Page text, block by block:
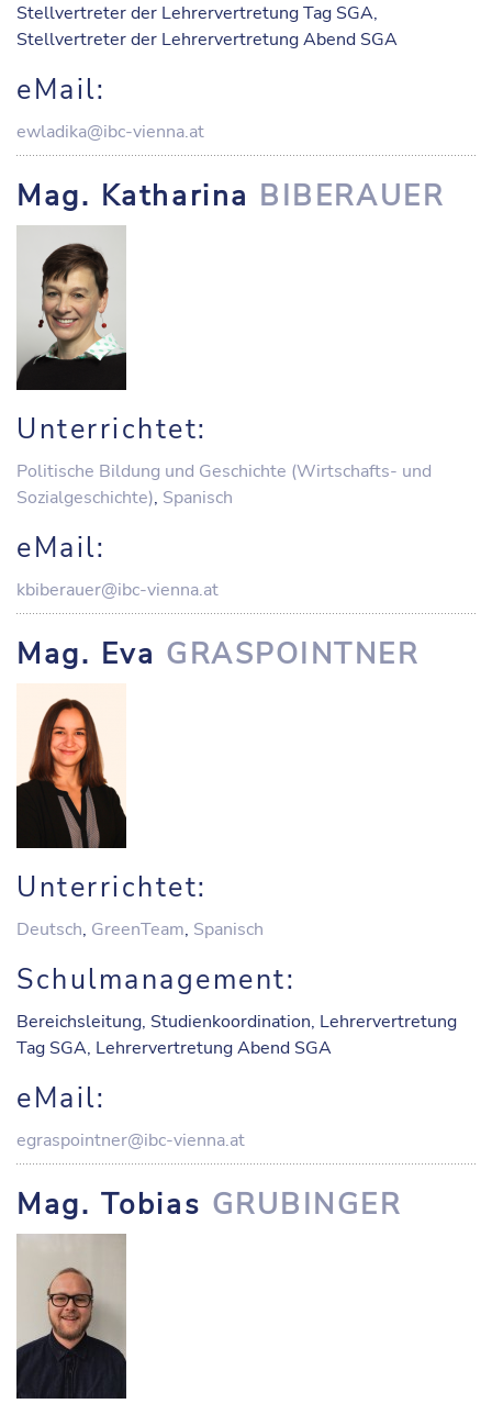
Stellvertreter der Lehrervertretung Tag SGA,
Stellvertreter der Lehrervertretung Abend SGA
eMail:
ewladika@ibc-vienna.at
Mag. Katharina BIBERAUER
Unterrichtet:
Politische Bildung und Geschichte (Wirtschafts- und
Sozialgeschichte), Spanisch
eMail:
kbiberauer@ibc-vienna.at
Mag. Eva GRASPOINTNER
Unterrichtet:
Deutsch, GreenTeam, Spanisch
Schulmanagement:
Bereichsleitung, Studienkoordination, Lehrervertretung
Tag SGA, Lehrervertretung Abend SGA
eMail:
egraspointner@ibc-vienna.at
Mag. Tobias GRUBINGER